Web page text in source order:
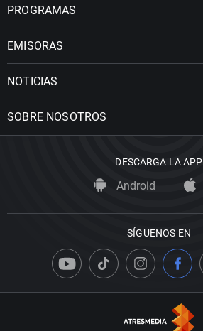
PROGRAMAS
EMISORAS
NOTICIAS
SOBRE NOSOTROS
DESCARGA LA APP
Android
SÍGUENOS EN